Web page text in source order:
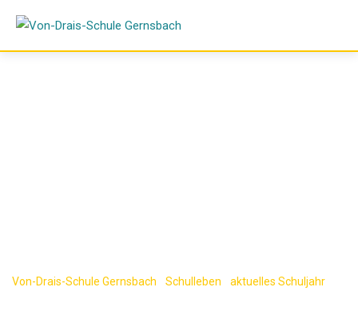
content
Von-Drais-Schule Gernsbach Schulleben aktuelles Schuljahr